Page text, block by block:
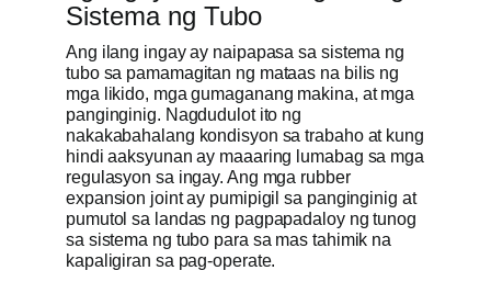
Sistema ng Tubo
Ang ilang ingay ay naipapasa sa sistema ng
tubo sa pamamagitan ng mataas na bilis ng
mga likido, mga gumaganang makina, at mga
panginginig. Nagdudulot ito ng
nakakabahalang kondisyon sa trabaho at kung
hindi aaksyunan ay maaaring lumabag sa mga
regulasyon sa ingay. Ang mga rubber
expansion joint ay pumipigil sa panginginig at
pumutol sa landas ng pagpapadaloy ng tunog
sa sistema ng tubo para sa mas tahimik na
kapaligiran sa pag-operate.